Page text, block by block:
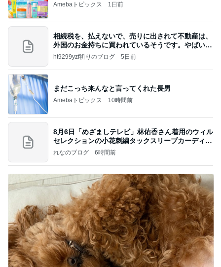
Amebaトピックス 1日前
相続税を、払えないで、売りに出されて不動産は、
外国のお金持ちに買われているそうです。やばいで
すよ
ht9299yzf祈りのブログ 5日前
まだこっち来んなと言ってくれた長男
Amebaトピックス 10時間前
8月6日「めざましテレビ」林佑香さん着用のウィル
セレクションの小花刺繍タックスリーブカーディガ
ン
れなのブログ 6時間前